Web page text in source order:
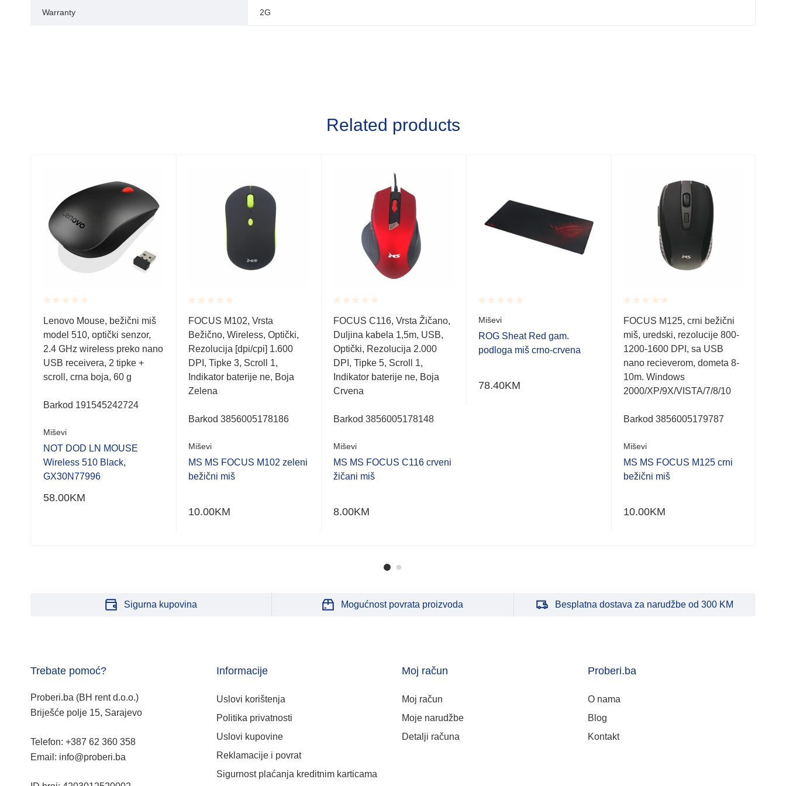
Warranty 2G
Related products
Rated
0.001
out
of
5
Lenovo Mouse, bežični miš
model 510, optički senzor,
2.4 GHz wireless preko nano
USB receivera, 2 tipke +
scroll, crna boja, 60 g
Barkod 191545242724
Miševi
NOT DOD LN MOUSE
Wireless 510 Black,
GX30N77996
58.00KM
Rated
0.001
out
of
5
FOCUS M102, Vrsta
Bežično, Wireless, Optički,
Rezolucija [dpi/cpi] 1.600
DPI, Tipke 3, Scroll 1,
Indikator baterije ne, Boja
Zelena
Barkod 3856005178186
Miševi
MS MS FOCUS M102 zeleni
bežični miš
10.00KM
Rated
0.001
out
of
5
FOCUS C116, Vrsta Žičano,
Duljina kabela 1,5m, USB,
Optički, Rezolucija 2.000
DPI, Tipke 5, Scroll 1,
Indikator baterije ne, Boja
Crvena
Barkod 3856005178148
Miševi
MS MS FOCUS C116 crveni
žičani miš
8.00KM
Rated
0.001
out
5
Miševi
ROG Sheat Red gam.
podloga miš crno-crvena
78.40KM
Rated
0.001
out
of
5
FOCUS M125, crni bežični
miš, uredski, rezolucije 800-
1200-1600 DPI, sa USB
nano recieverom, dometa 8-
10m. Windows
2000/XP/9X/VISTA/7/8/10
Barkod 3856005179787
Miševi
MS MS FOCUS M125 crni
bežični miš
10.00KM
Sigurna kupovina Mogućnost povrata proizvoda Besplatna dostava za narudžbe od 300 KM
Trebate pomoć?
Proberi.ba (BH rent d.o.o.)
Briješće polje 15, Sarajevo
Telefon: +387 62 360 358
Email: info@proberi.ba
Informacije
Uslovi korištenja
Politika privatnosti
Uslovi kupovine
Reklamacije i povrat
Sigurnost plaćanja kreditnim karticama
Moj račun
Moj račun
Moje narudžbe
Detalji računa
Proberi.ba
O nama
Blog
Kontakt